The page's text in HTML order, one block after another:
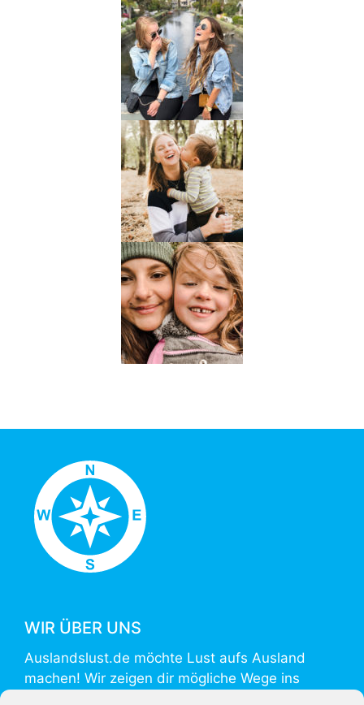
WIR ÜBER UNS
Auslandslust.de möchte Lust aufs Ausland
machen! Wir zeigen dir mögliche Wege ins